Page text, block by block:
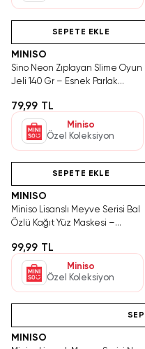
SEPETE EKLE
MINISO
Sino Neon Zıplayan Slime Oyun
Jeli 140 Gr – Esnek Parlak
79,99 TL
Miniso
Özel Koleksiyon
SEPETE EKLE
MINISO
Miniso Lisanslı Meyve Serisi Bal
Özlü Kağıt Yüz Maskesi –
99,99 TL
Miniso
Özel Koleksiyon
MINISO